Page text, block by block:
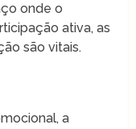
onde o
ativa, as
são vitais.
a